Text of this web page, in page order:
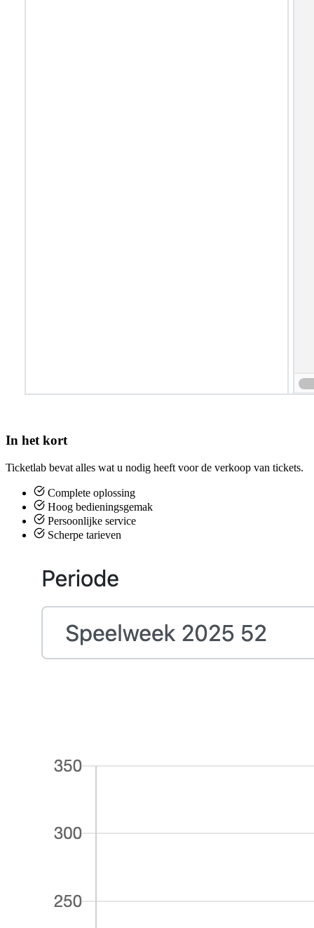
In het kort
Ticketlab bevat alles wat u nodig heeft voor de verkoop van tickets.
Complete oplossing
Hoog bedieningsgemak
Persoonlijke service
Scherpe tarieven